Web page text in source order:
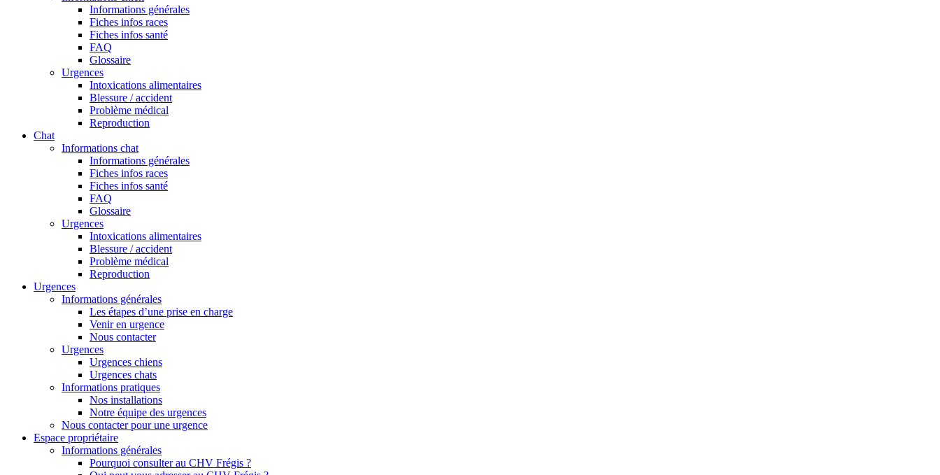
Informations générales
Fiches infos races
Fiches infos santé
FAQ
Glossaire
Urgences
Intoxications alimentaires
Blessure / accident
Problème médical
Reproduction
Chat
Informations chat
Informations générales
Fiches infos races
Fiches infos santé
FAQ
Glossaire
Urgences
Intoxications alimentaires
Blessure / accident
Problème médical
Reproduction
Urgences
Informations générales
Les étapes d’une prise en charge
Venir en urgence
Nous contacter
Urgences
Urgences chiens
Urgences chats
Informations pratiques
Nos installations
Notre équipe des urgences
Nous contacter pour une urgence
Espace propriétaire
Informations générales
Pourquoi consulter au CHV Frégis ?